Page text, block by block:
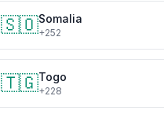
🇸🇴Somalia
+252
🇹🇬Togo
+228